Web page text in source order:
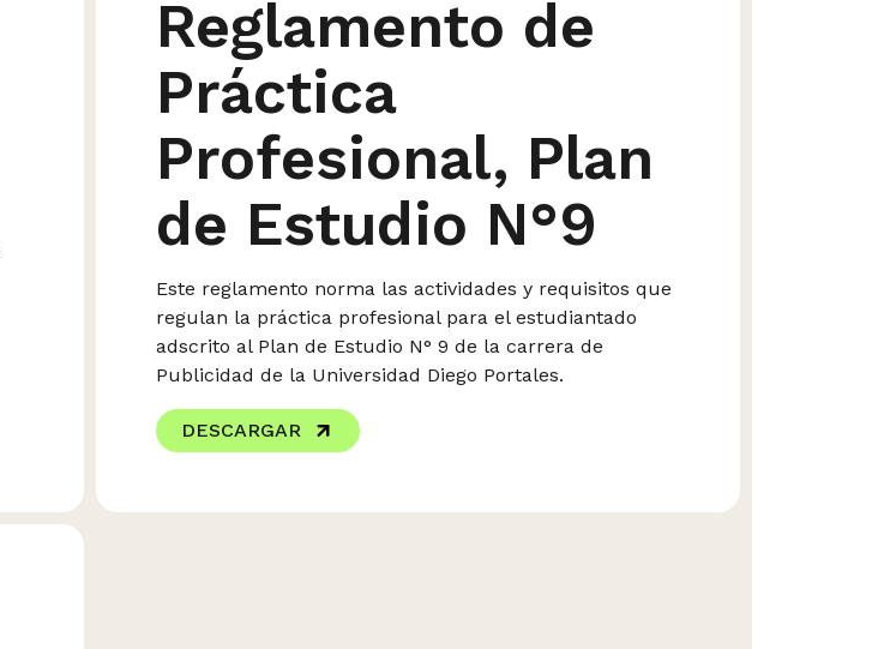
Reglamento de
Práctica
Profesional, Plan
de Estudio N°9
Este reglamento norma las actividades y requisitos que
regulan la práctica profesional para el estudiantado
adscrito al Plan de Estudio N° 9 de la carrera de
Publicidad de la Universidad Diego Portales.
DESCARGAR